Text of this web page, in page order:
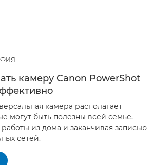
камеру Canon PowerShot
камера располагает
могут быть полезны всей семье,
из дома и заканчивая записью
сетей.